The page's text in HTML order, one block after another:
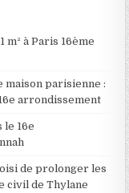
à Paris 16ème
maison parisienne :
arrondissement
le 16e
de prolonger les
civil de Thylane